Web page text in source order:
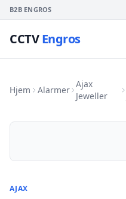
B2B ENGROS
CCTVEngros
Hjem Alarmer
Ajax
Jeweller
AJAX